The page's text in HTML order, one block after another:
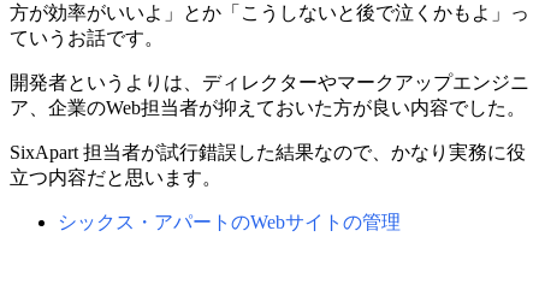
方が効率がいいよ」とか「こうしないと後で泣くかもよ」っ
ていうお話です。
開発者というよりは、ディレクターやマークアップエンジニ
ア、企業のWeb担当者が抑えておいた方が良い内容でした。
SixApart 担当者が試行錯誤した結果なので、かなり実務に役
立つ内容だと思います。
シックス・アパートのWebサイトの管理